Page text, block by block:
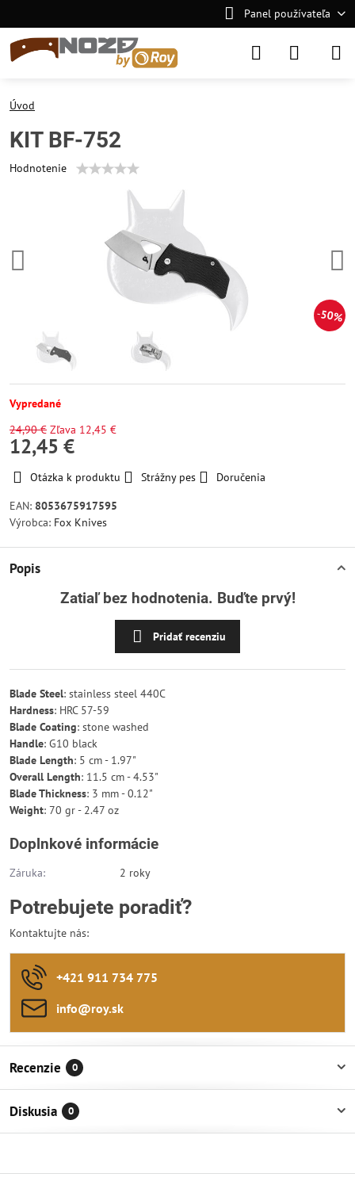
Panel používateľa
50%
Úvod
KIT BF-752
Hodnotenie
Vypredané
24,90 € Zľava 12,45 €
12,45 €
Otázka k produktu Strážny pes
Doručenia
EAN: 8053675917595
Výrobca: Fox Knives
Popis
Zatiaľ bez hodnotenia. Buďte prvý!
Pridať recenziu
Blade Steel: stainless steel 440C
Hardness: HRC 57-59
Blade Coating: stone washed
Handle: G10 black
Blade Length: 5 cm - 1.97"
Overall Length: 11.5 cm - 4.53"
Blade Thickness: 3 mm - 0.12"
Weight: 70 gr - 2.47 oz
Doplnkové informácie
Záruka: 2 roky
Potrebujete poradiť?
Kontaktujte nás:
+421 911 734 775
info​@roy​.sk
Recenzie 0
Diskusia 0